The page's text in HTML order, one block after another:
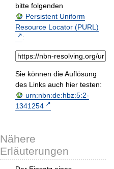
bitte folgenden
Persistent Uniform
Resource Locator (PURL)
:
Sie können die Auflösung
des Links auch hier testen:
urn:nbn:de:hbz:5:2-
1341254
Nähere
Erläuterungen